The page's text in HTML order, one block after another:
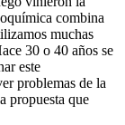
combina
muchas
30 o 40 años se
este
problemas de la
propuesta que